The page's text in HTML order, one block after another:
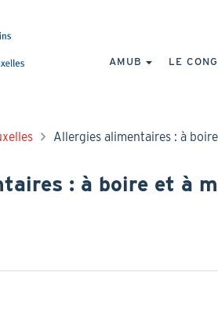
PRINCIPALE
AMUB LE
Allergies alimentaires : à
: à boire et à